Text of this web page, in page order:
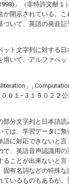
」（非特許文献１
開示されている。
いて、英語の発音
ト文字列に対する
用いて、アルファベ
」,
０１−３１９０２２
分文字列と日本語
は、学習データに無
に対応できないと言
、英語音声認識用
ことが出来ないと言
有名詞などの特殊
いるものもあるが